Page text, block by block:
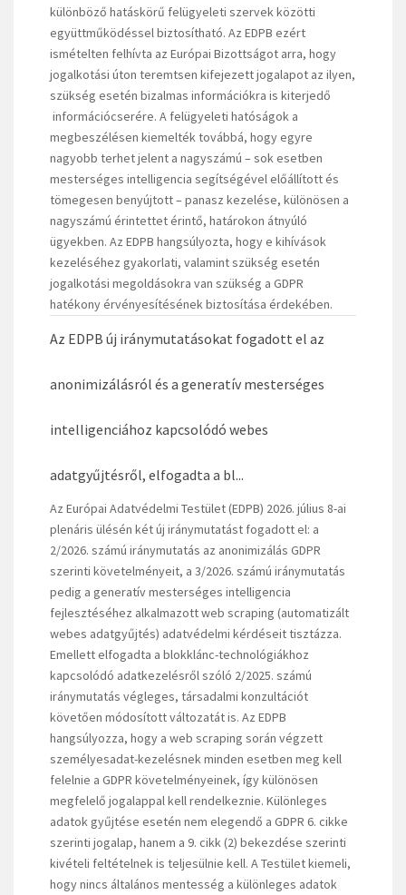
különböző hatáskörű felügyeleti szervek közötti
együttműködéssel biztosítható. Az EDPB ezért
ismételten felhívta az Európai Bizottságot arra, hogy
jogalkotási úton teremtsen kifejezett jogalapot az ilyen,
szükség esetén bizalmas információkra is kiterjedő
információcserére. A felügyeleti hatóságok a
megbeszélésen kiemelték továbbá, hogy egyre
nagyobb terhet jelent a nagyszámú – sok esetben
mesterséges intelligencia segítségével előállított és
tömegesen benyújtott – panasz kezelése, különösen a
nagyszámú érintettet érintő, határokon átnyúló
ügyekben. Az EDPB hangsúlyozta, hogy e kihívások
kezeléséhez gyakorlati, valamint szükség esetén
jogalkotási megoldásokra van szükség a GDPR
hatékony érvényesítésének biztosítása érdekében.
Az EDPB új iránymutatásokat fogadott el az
anonimizálásról és a generatív mesterséges
intelligenciához kapcsolódó webes
adatgyűjtésről, elfogadta a bl...
Az Európai Adatvédelmi Testület (EDPB) 2026. július 8-ai
plenáris ülésén két új iránymutatást fogadott el: a
2/2026. számú iránymutatás az anonimizálás GDPR
szerinti követelményeit, a 3/2026. számú iránymutatás
pedig a generatív mesterséges intelligencia
fejlesztéséhez alkalmazott web scraping (automatizált
webes adatgyűjtés) adatvédelmi kérdéseit tisztázza.
Emellett elfogadta a blokklánc-technológiákhoz
kapcsolódó adatkezelésről szóló 2/2025. számú
iránymutatás végleges, társadalmi konzultációt
követően módosított változatát is. Az EDPB
hangsúlyozza, hogy a web scraping során végzett
személyesadat-kezelésnek minden esetben meg kell
felelnie a GDPR követelményeinek, így különösen
megfelelő jogalappal kell rendelkeznie. Különleges
adatok gyűjtése esetén nem elegendő a GDPR 6. cikke
szerinti jogalap, hanem a 9. cikk (2) bekezdése szerinti
kivételi feltételnek is teljesülnie kell. A Testület kiemeli,
hogy nincs általános mentesség a különleges adatok